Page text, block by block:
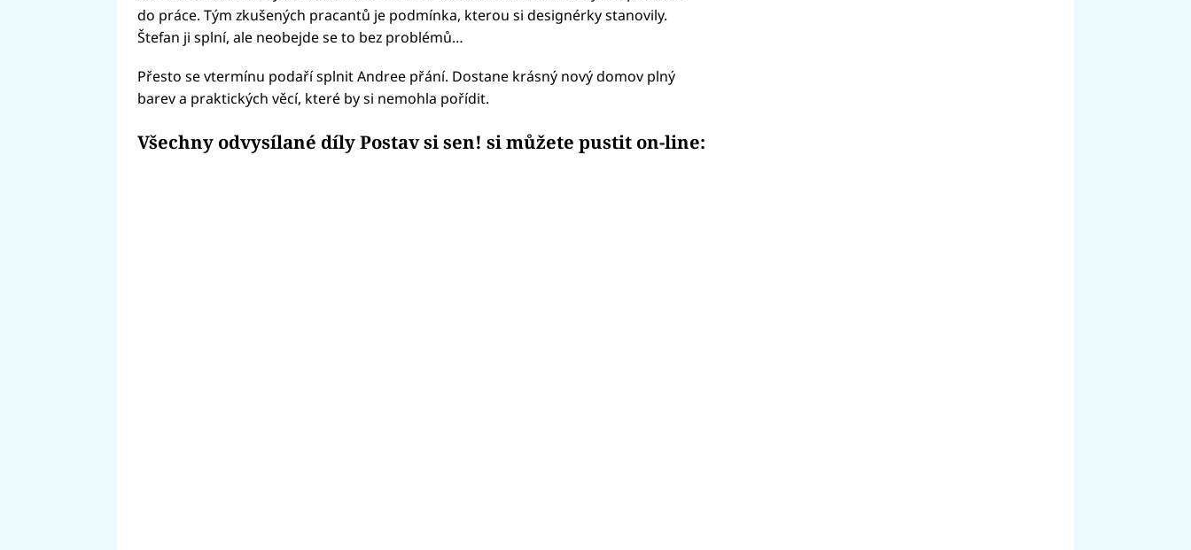
do práce. Tým zkušených pracantů je podmínka, kterou si designérky stanovily.
Štefan ji splní, ale neobejde se to bez problémů…
Přesto se vtermínu podaří splnit Andree přání. Dostane krásný nový domov plný
barev a praktických věcí, které by si nemohla pořídit.
Všechny odvysílané díly Postav si sen! si můžete pustit on-line: